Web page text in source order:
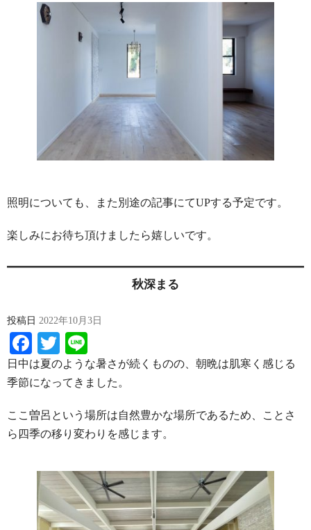
照明についても、また別途の記事にてUPする予定です。
楽しみにお待ち頂けましたら嬉しいです。
秋深まる
投稿日 2022年10月3日
Facebook
Twitter
日中は夏のような暑さが続くものの、朝晩は肌寒く感じる
季節になってきました。
ここ曽呂という場所は自然豊かな場所であるため、ことさ
ら四季の移り変わりを感じます。